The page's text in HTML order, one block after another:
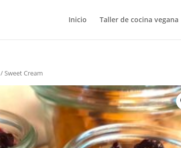
Inicio Taller de cocina vegana
/ Sweet Cream